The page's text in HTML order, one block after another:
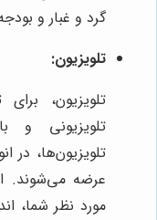
گرد و غبار و
تلویزیون:
تلویزیون،
تلویزیونی و
عرضه می‌شوند.
مورد نظر شما،